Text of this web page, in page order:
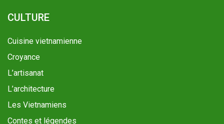
CULTURE
Cuisine vietnamienne
Croyance
L’artisanat
L’architecture
Les Vietnamiens
Contes et légendes